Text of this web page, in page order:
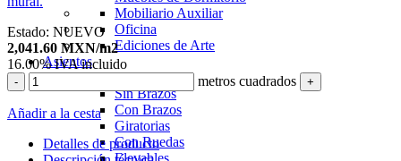
Mobiliario Auxiliar
Oficina
Ediciones de Arte
Asientos
Sillas
Sin Brazos
Con Brazos
Giratorias
Con Ruedas
Elevables
Estado: NUEVO
2,041.60 MXN/m2
16.00%IVA incluido
- metros cuadrados +
Añadir a la cesta
Detalles de producto